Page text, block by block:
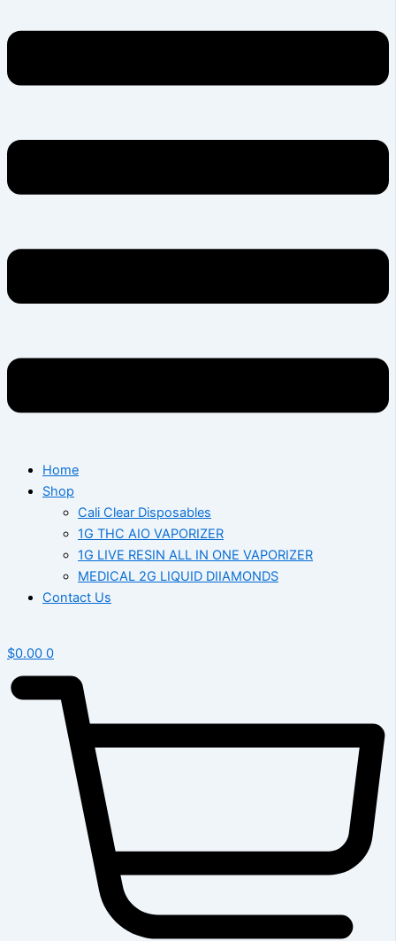
Home
Shop
Cali Clear Disposables
1G THC AIO VAPORIZER
1G LIVE RESIN ALL IN ONE VAPORIZER
MEDICAL 2G LIQUID DIIAMONDS
Contact Us
$0.00 0